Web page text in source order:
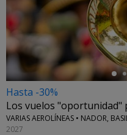
Hasta -30%
Los vuelos "oportunidad"
2027